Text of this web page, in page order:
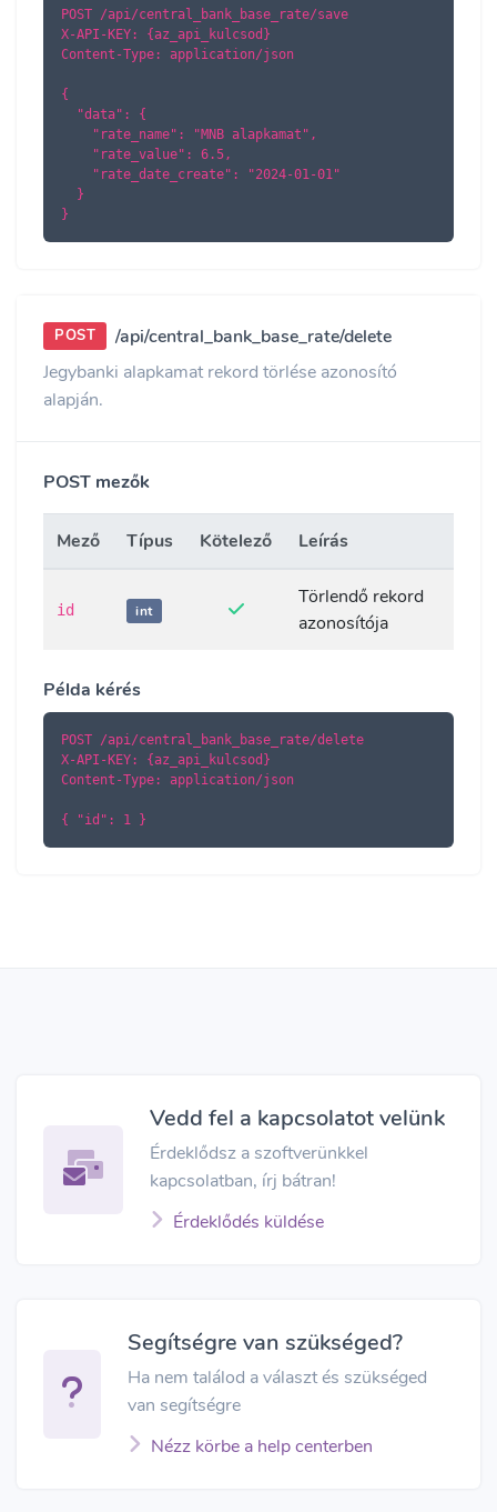
POST /api/central_bank_base_rate/save
X-API-KEY: {az_api_kulcsod}
Content-Type: application/json
{
  "data": {
    "rate_name": "MNB alapkamat",
    "rate_value": 6.5,
    "rate_date_create": "2024-01-01"
  }
}
POST
/api/central_bank_base_rate/delete
Jegybanki alapkamat rekord törlése azonosító
alapján.
POST mezők
Mező Típus Kötelező Leírás
id int
Törlendő rekord
azonosítója
Példa kérés
POST /api/central_bank_base_rate/delete
X-API-KEY: {az_api_kulcsod}
Content-Type: application/json
{ "id": 1 }
Vedd fel a kapcsolatot velünk
Érdeklődsz a szoftverünkkel
kapcsolatban, írj bátran!
Érdeklődés küldése
Segítségre van szükséged?
Ha nem találod a választ és szükséged
van segítségre
Nézz körbe a help centerben